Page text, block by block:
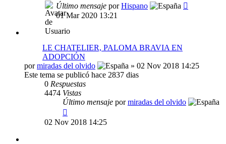
Último mensaje porHispano
01 Mar 2020 13:21
LE CHATELIER, PALOMA BRAVIA EN
ADOPCIÓN
pormiradas del olvido
» 02 Nov 2018 14:25
Este tema se publicó hace 2837 dias
0 Respuestas
4474 Vistas
Último mensaje pormiradas del olvido
02 Nov 2018 14:25